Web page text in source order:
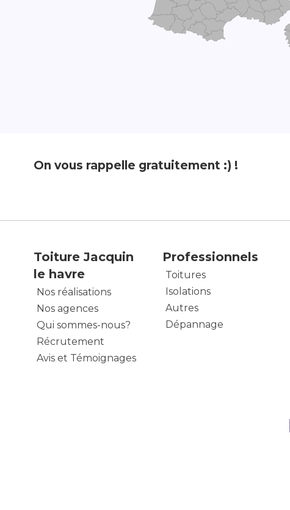
On vous rappelle gratuitement :) !
Toiture Jacquin
le havre
Nos réalisations
Nos agences
Qui sommes-nous?
Récrutement
Avis et Témoignages
Professionnels
Toitures
Isolations
Autres
Dépannage